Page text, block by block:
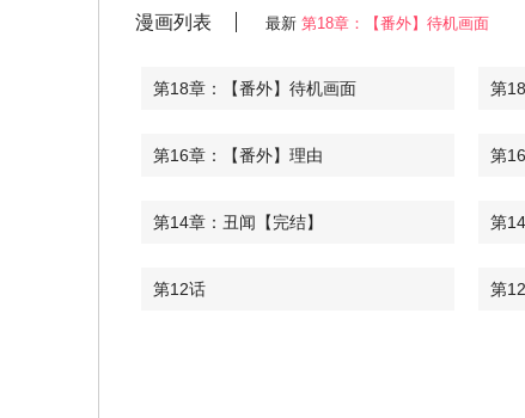
漫画列表 最新 第18章：【番外】待机画面
第18章：【番外】待机画面 第
第16章：【番外】理由 第
第14章：丑闻【完结】 第
第12话 第